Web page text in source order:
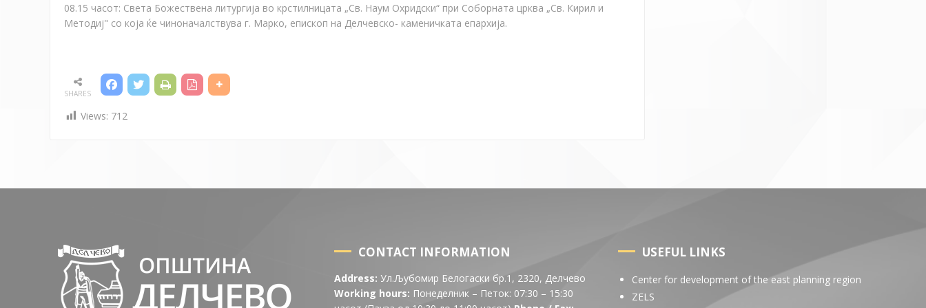
08.15 часот: Света Божествена литургија во крстилницата „Св. Наум Охридски“ при Соборната црква „Св. Кирил и
Методиј" со која ќе чиноначалствува г. Марко, епископ на Делчевско- кaменичката епархија.
SHARES
Views: 712
CONTACT INFORMATION
Address: Ул.Љубомир Белогаски бр.1, 2320, Делчево
Working hours: Понеделник – Петок: 07:30 – 15:30
USEFUL LINKS
Center for development of the east planning region
ZELS